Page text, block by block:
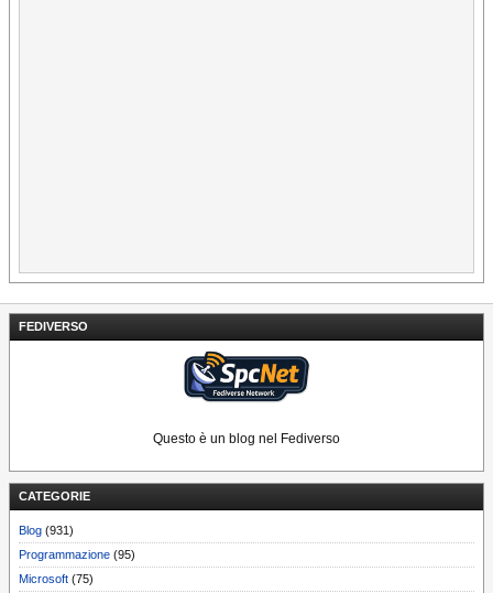
FEDIVERSO
Questo è un blog nel Fediverso
CATEGORIE
Blog (931)
Programmazione (95)
Microsoft (75)